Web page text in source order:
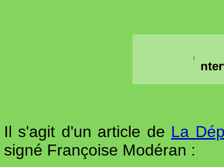
Il s'agit d'un article de La
signé Françoise Modéran :